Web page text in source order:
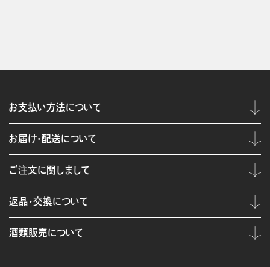
お支払い方法について
お届け・配送について
ご注文に関しまして
返品・交換について
酒類販売について